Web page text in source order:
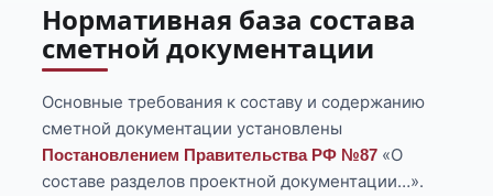
Нормативная база состава
сметной документации
Основные требования к составу и содержанию
сметной документации установлены
Постановлением Правительства РФ №87 «О
составе разделов проектной документации…».